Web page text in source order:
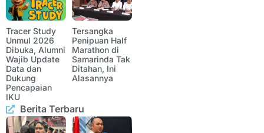
Tracer Study
Unmul 2026
Dibuka, Alumni
Wajib Update
Data dan
Dukung
Pencapaian
IKU
Tersangka
Penipuan Half
Marathon di
Samarinda Tak
Ditahan, Ini
Alasannya
Berita Terbaru